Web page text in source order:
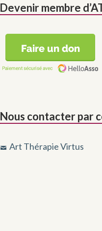
Devenir membre
Nous contacter par
Art Thérapie Virtus